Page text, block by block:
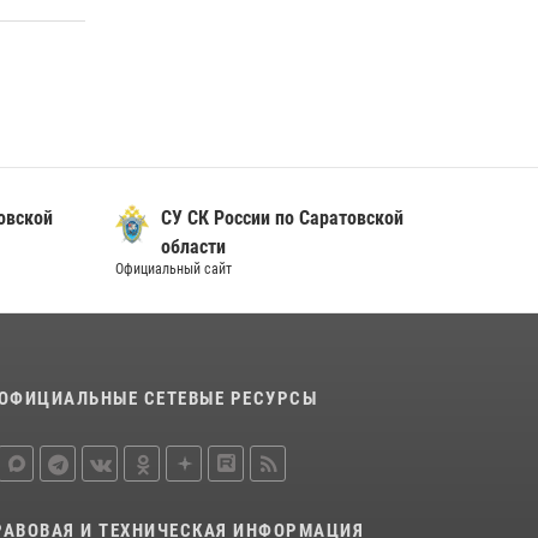
СУ СК России по Саратовской
области
Официальный сайт
СЕТЕВЫЕ РЕСУРСЫ
И ТЕХНИЧЕСКАЯ ИНФОРМАЦИЯ